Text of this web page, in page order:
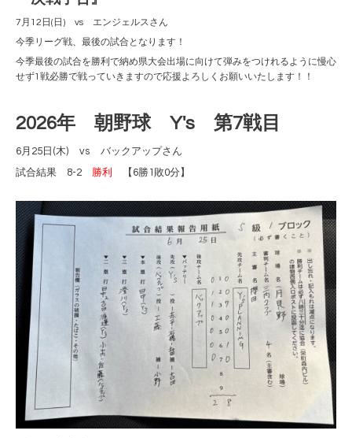
7月12日(日) vs エンジェルスさん
今季リーグ戦、最後の試合となります！
今季最後の試合を勝利で納め県大会出場に向けて弾みをつけれるように慢心
せず1戦必勝で戦っていきますので応援よろしくお願いいたします！！
2026年 朝野球 Y's 第7戦目
6月25日(木) vs バックアップさん
試合結果 8-2 勝利 【6勝1敗0分】